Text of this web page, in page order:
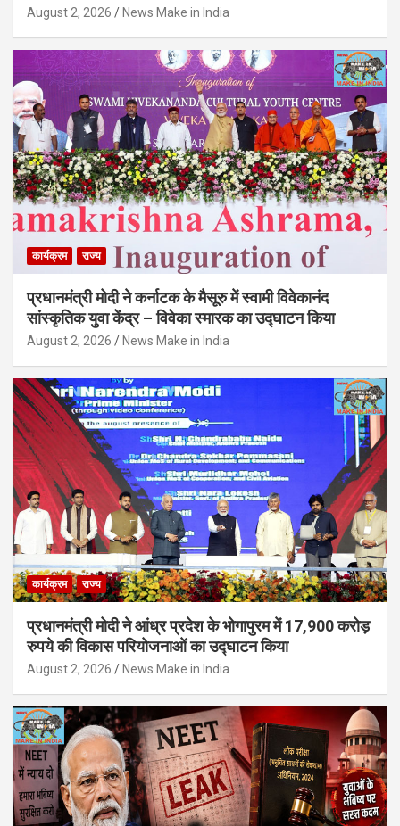
August 2, 2026 News Make in India
कार्यक्रम राज्य
प्रधानमंत्री मोदी ने कर्नाटक के मैसूरु में स्वामी विवेकानंद
सांस्कृतिक युवा केंद्र – विवेका स्मारक का उद्घाटन किया
August 2, 2026 News Make in India
कार्यक्रम राज्य
प्रधानमंत्री मोदी ने आंध्र प्रदेश के भोगापुरम में 17,900 करोड़
रुपये की विकास परियोजनाओं का उद्घाटन किया
August 2, 2026 News Make in India